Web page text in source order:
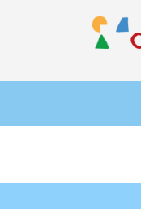
ART
Primary
Menu